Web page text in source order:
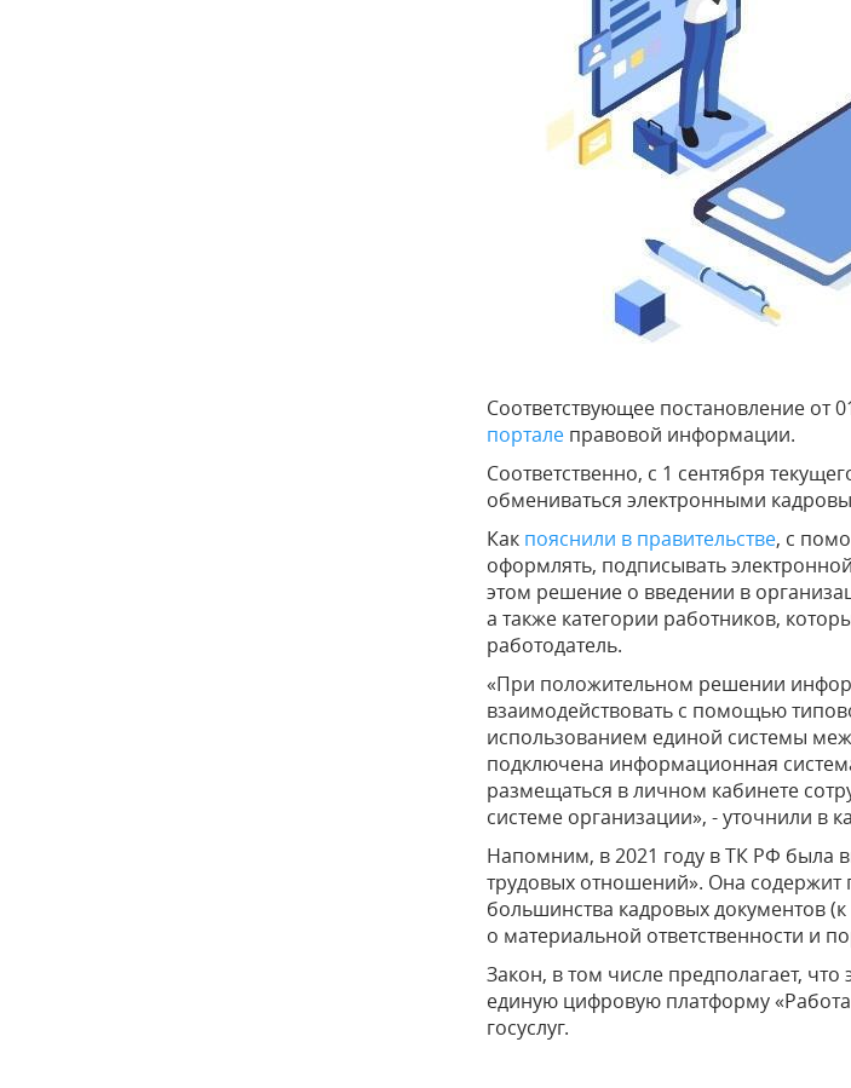
Соответствующее постановление от
портале правовой информации.
Соответственно, с 1 сентября
обмениваться электронными
Как пояснили в правительстве, с
оформлять, подписывать
этом решение о введении в
а также категории работников,
работодатель.
«При положительном решении
взаимодействовать с помощью
использованием единой системы
подключена информационная
размещаться в личном кабинете
системе организации», - уточнили в
Напомним, в 2021 году в ТК РФ была
трудовых отношений». Она
большинства кадровых документов
о материальной ответственности и
Закон, в том числе предполагает,
единую цифровую платформу
госуслуг.